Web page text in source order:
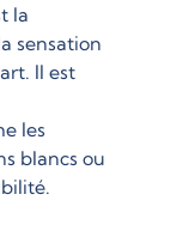
la
sensation
Il est
les
blancs ou